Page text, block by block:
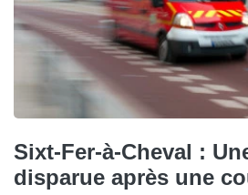
Sixt-Fer-à-Cheval :
disparue après une